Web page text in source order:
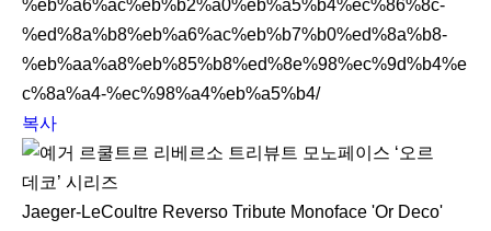
a
r
e
%eb%a6%ac%eb%b2%a0%eb%a5%b4%ec%86%8c-
%ed%8a%b8%eb%a6%ac%eb%b7%b0%ed%8a%b8-
%eb%aa%a8%eb%85%b8%ed%8e%98%ec%9d%b4%e
c%8a%a4-%ec%98%a4%eb%a5%b4/
복사
Jaeger-LeCoultre Reverso Tribute Monoface 'Or Deco'